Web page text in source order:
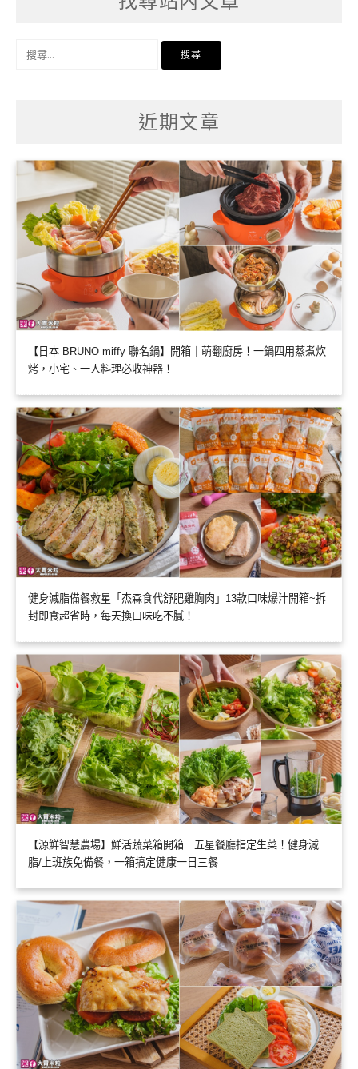
近期文章
【日本 BRUNO miffy 聯名鍋】開箱｜萌翻廚房！一鍋四用蒸煮炊
烤，小宅、一人料理必收神器！
健身減脂備餐救星「杰森食代舒肥雞胸肉」13款口味爆汁開箱~拆
封即食超省時，每天換口味吃不膩！
【源鮮智慧農場】鮮活蔬菜箱開箱｜五星餐廳指定生菜！健身減
脂/上班族免備餐，一箱搞定健康一日三餐